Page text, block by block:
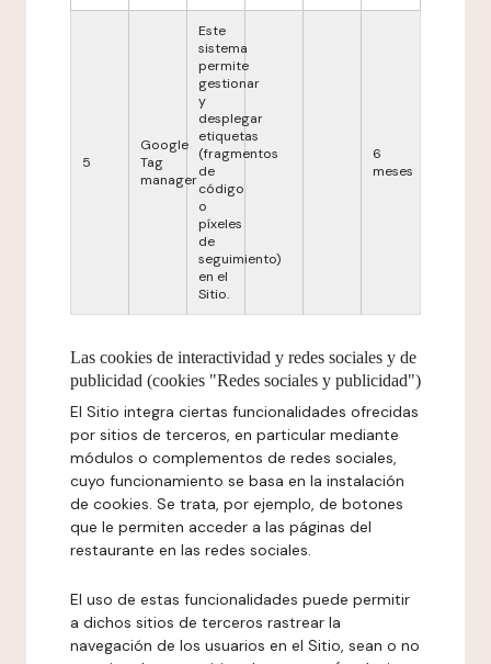
5
Google
Tag
manager
Este
sistema
permite
gestionar
y
desplegar
etiquetas
(fragmentos
de
código
o
píxeles
de
seguimiento)
en el
Sitio.
6
meses
Las cookies de interactividad y redes sociales y de
publicidad (cookies "Redes sociales y publicidad")
El Sitio integra ciertas funcionalidades ofrecidas
por sitios de terceros, en particular mediante
módulos o complementos de redes sociales,
cuyo funcionamiento se basa en la instalación
de cookies. Se trata, por ejemplo, de botones
que le permiten acceder a las páginas del
restaurante en las redes sociales.
El uso de estas funcionalidades puede permitir
a dichos sitios de terceros rastrear la
navegación de los usuarios en el Sitio, sean o no